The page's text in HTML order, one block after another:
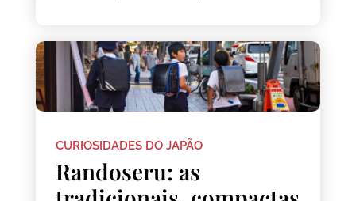
CURIOSIDADES DO JAPÃO
Randoseru: as